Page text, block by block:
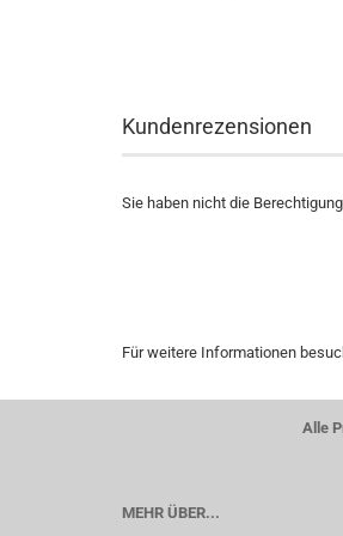
Kundenrezensionen
Sie haben nicht die
Für weitere Informationen
Alle
MEHR ÜBER...